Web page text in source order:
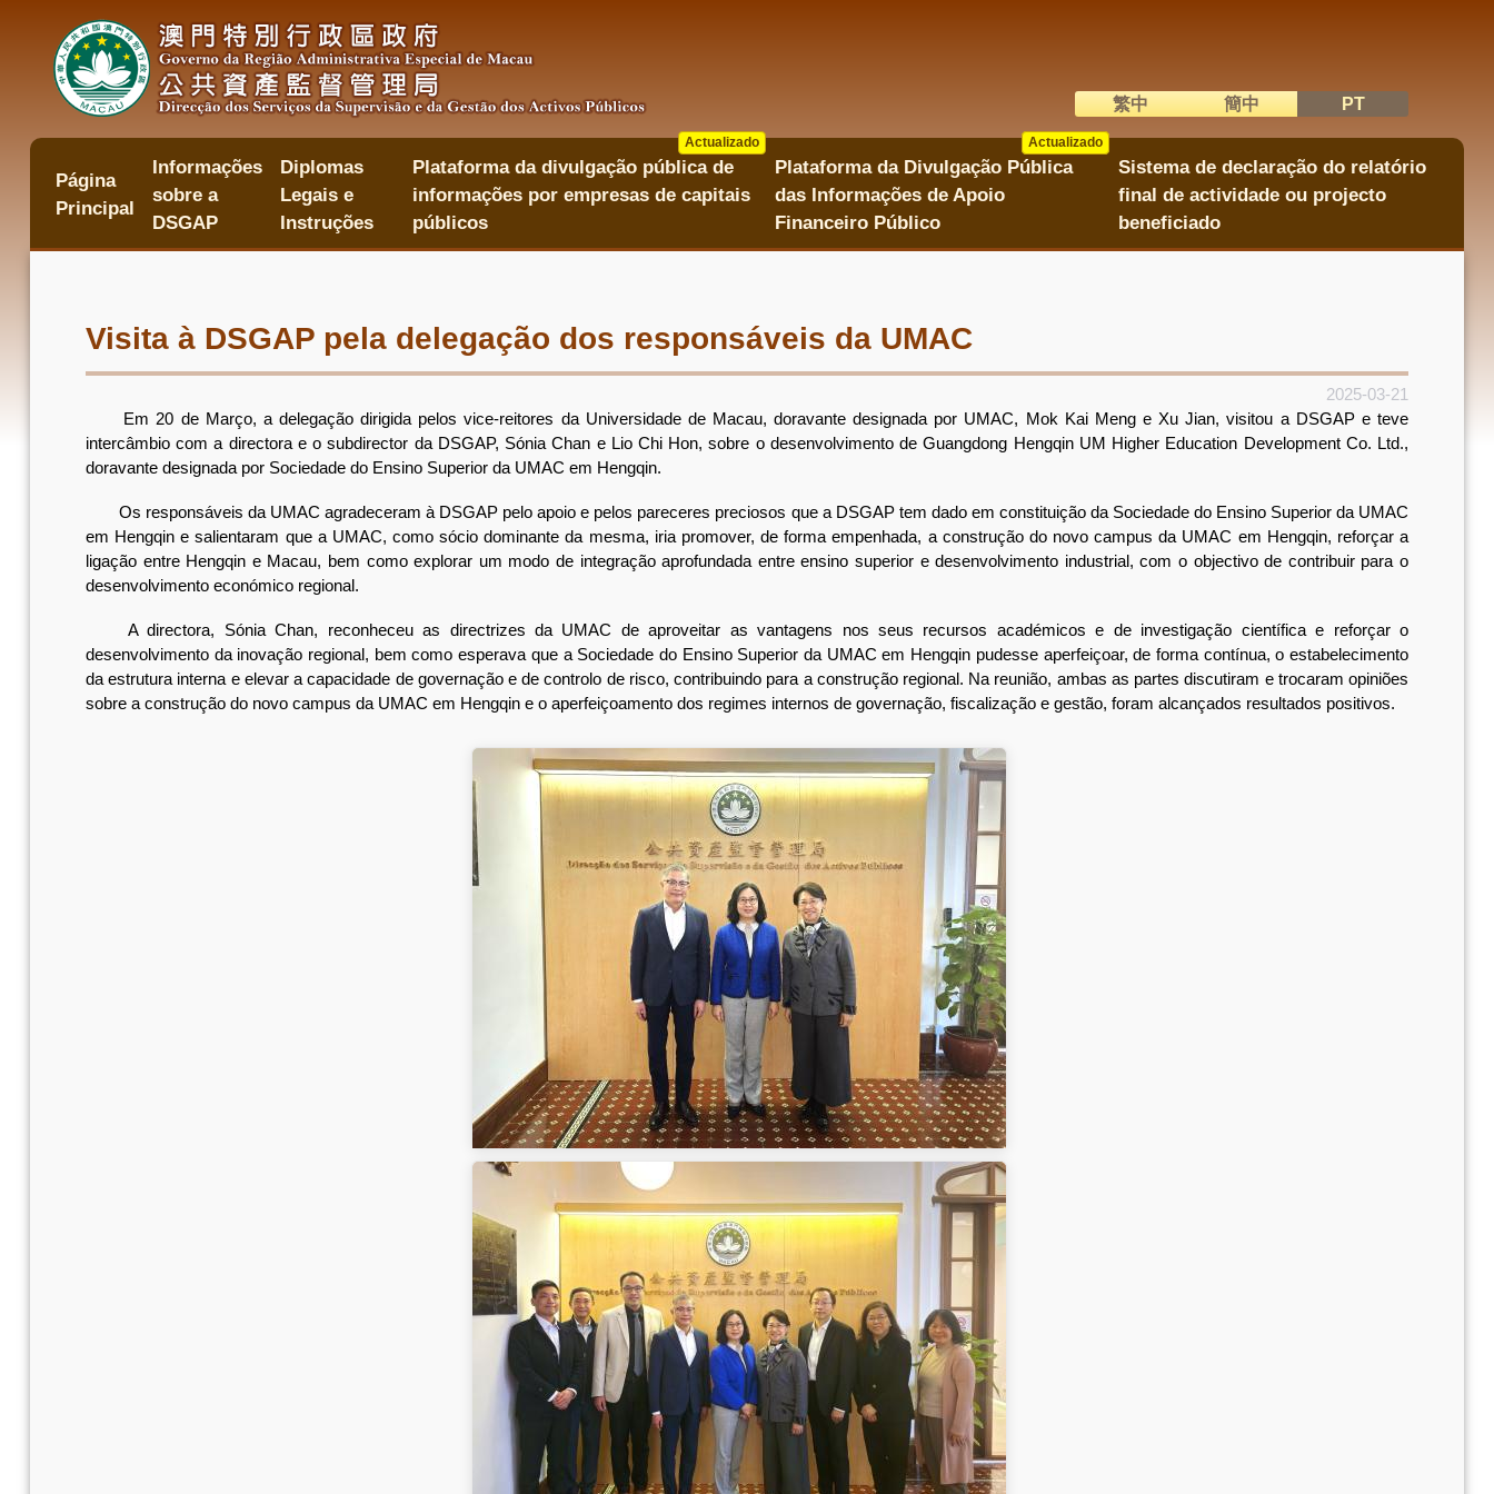
conteúdo
語系切換
繁中 簡中 PT
Página
Principal
Informações
sobre a
DSGAP
Diplomas
Legais e
Instruções
Plataforma da divulgação pública de
informações por empresas de capitais
públicos
Actualizado
Plataforma da Divulgação Pública
das Informações de Apoio
Financeiro Público
Actualizado
Actualizado
Sistema de declaração do relatório
final de actividade ou projecto
beneficiado
Visita à DSGAP pela delegação dos responsáveis da UMAC
2025-03-21
Em 20 de Março, a delegação dirigida pelos vice-reitores da Universidade de Macau, doravante designada por UMAC, Mok Kai Meng e Xu Jian, visitou a DSGAP e teve
intercâmbio com a directora e o subdirector da DSGAP, Sónia Chan e Lio Chi Hon, sobre o desenvolvimento de Guangdong Hengqin UM Higher Education Development Co. Ltd.,
doravante designada por Sociedade do Ensino Superior da UMAC em Hengqin.
Os responsáveis da UMAC agradeceram à DSGAP pelo apoio e pelos pareceres preciosos que a DSGAP tem dado em constituição da Sociedade do Ensino Superior da UMAC
em Hengqin e salientaram que a UMAC, como sócio dominante da mesma, iria promover, de forma empenhada, a construção do novo campus da UMAC em Hengqin, reforçar a
ligação entre Hengqin e Macau, bem como explorar um modo de integração aprofundada entre ensino superior e desenvolvimento industrial, com o objectivo de contribuir para o
desenvolvimento económico regional.
A directora, Sónia Chan, reconheceu as directrizes da UMAC de aproveitar as vantagens nos seus recursos académicos e de investigação científica e reforçar o
desenvolvimento da inovação regional, bem como esperava que a Sociedade do Ensino Superior da UMAC em Hengqin pudesse aperfeiçoar, de forma contínua, o estabelecimento
da estrutura interna e elevar a capacidade de governação e de controlo de risco, contribuindo para a construção regional. Na reunião, ambas as partes discutiram e trocaram opiniões
sobre a construção do novo campus da UMAC em Hengqin e o aperfeiçoamento dos regimes internos de governação, fiscalização e gestão, foram alcançados resultados positivos.